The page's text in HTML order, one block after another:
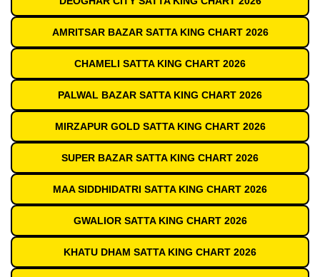
AMRITSAR BAZAR SATTA KING CHART 2026
CHAMELI SATTA KING CHART 2026
PALWAL BAZAR SATTA KING CHART 2026
MIRZAPUR GOLD SATTA KING CHART 2026
SUPER BAZAR SATTA KING CHART 2026
MAA SIDDHIDATRI SATTA KING CHART 2026
GWALIOR SATTA KING CHART 2026
KHATU DHAM SATTA KING CHART 2026